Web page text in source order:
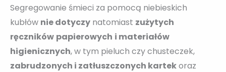
Segregowanie śmieci za pomocą niebieskich
kubłów nie dotyczy natomiast zużytych
ręczników papierowych i materiałów
higienicznych, w tym pieluch czy chusteczek,
zabrudzonych i zatłuszczonych kartekoraz